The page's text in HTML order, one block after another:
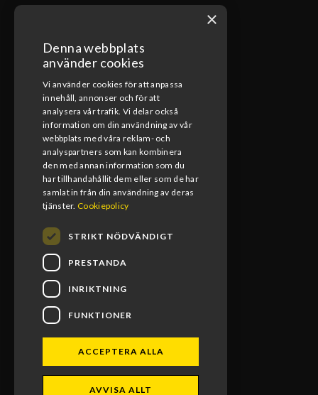
ÖPPETTIDER VERKSTAD
Måndag-Fredag
08:00-17:00
Lunchstängt
12:00-13:00
BLOMS MX RACING 2026. ALL RIGHTS RESERVED.
×
Denna webbplats
använder cookies
Vi använder cookies för att anpassa
innehåll, annonser och för att
analysera vår trafik. Vi delar också
information om din användning av vår
webbplats med våra reklam- och
analyspartners som kan kombinera
den med annan information som du
har tillhandahållit dem eller som de har
samlat in från din användning av deras
tjänster. Cookiepolicy
STRIKT NÖDVÄNDIGT
PRESTANDA
INRIKTNING
FUNKTIONER
ACCEPTERA ALLA
AVVISA ALLT